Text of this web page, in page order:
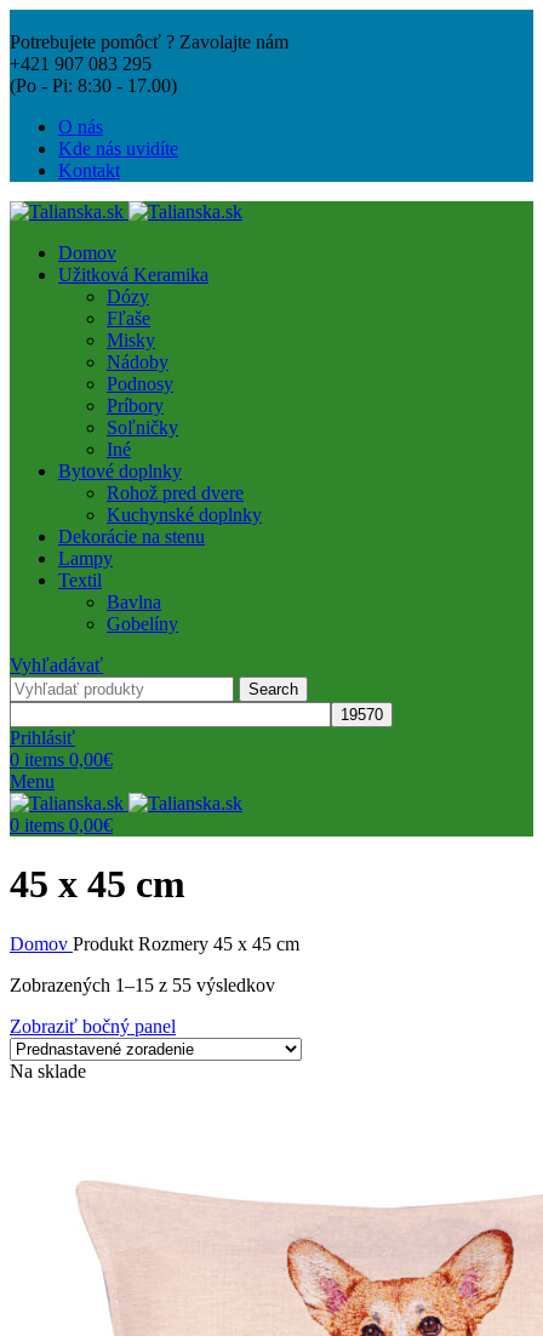
Potrebujete pomôcť ? Zavolajte nám
+421 907 083 295
(Po - Pi: 8:30 - 17.00)
O nás
Kde nás uvidíte
Kontakt
Domov
Užitková Keramika
Dózy
Fľaše
Misky
Nádoby
Podnosy
Príbory
Soľničky
Iné
Bytové doplnky
Rohož pred dvere
Kuchynské doplnky
Dekorácie na stenu
Lampy
Textil
Bavlna
Gobelíny
Vyhľadávať
Search
Prihlásiť
0 items 0,00€
Menu
0 items 0,00€
45 x 45 cm
Domov Produkt Rozmery 45 x 45 cm
Zobrazených 1–15 z 55 výsledkov
Zobraziť bočný panel
Na sklade